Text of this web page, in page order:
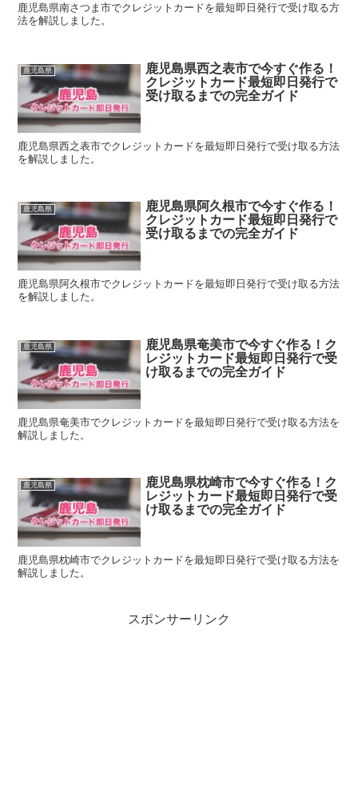
鹿児島県南さつま市でクレジットカードを最短即日発行で受け取る方
法を解説しました。
鹿児島県
鹿児島県西之表市で今すぐ作る！
クレジットカード最短即日発行で
受け取るまでの完全ガイド
鹿児島県西之表市でクレジットカードを最短即日発行で受け取る方法
を解説しました。
鹿児島県
鹿児島県阿久根市で今すぐ作る！
クレジットカード最短即日発行で
受け取るまでの完全ガイド
鹿児島県阿久根市でクレジットカードを最短即日発行で受け取る方法
を解説しました。
鹿児島県
鹿児島県奄美市で今すぐ作る！ク
レジットカード最短即日発行で受
け取るまでの完全ガイド
鹿児島県奄美市でクレジットカードを最短即日発行で受け取る方法を
解説しました。
鹿児島県
鹿児島県枕崎市で今すぐ作る！ク
レジットカード最短即日発行で受
け取るまでの完全ガイド
鹿児島県枕崎市でクレジットカードを最短即日発行で受け取る方法を
解説しました。
スポンサーリンク